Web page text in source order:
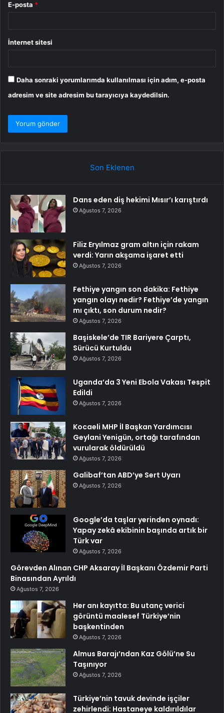
E-posta *
İnternet sitesi
Daha sonraki yorumlarımda kullanılması için adım, e-posta
adresim ve site adresim bu tarayıcıya kaydedilsin.
Son Eklenen
Dans eden diş hekimi Mısır’ı karıştırdı
Ağustos 7, 2026
Filiz Eryılmaz gram altın için rakam
verdi: Yarın akşama işaret etti
Ağustos 7, 2026
Fethiye yangın son dakika: Fethiye
yangın olayı nedir? Fethiye’de yangın
mı çıktı, son durum nedir?
Ağustos 7, 2026
Başiskele’de TIR Bariyere Çarptı,
Sürücü Kurtuldu
Ağustos 7, 2026
Uganda’da 3 Yeni Ebola Vakası Tespit
Edildi
Ağustos 7, 2026
Kocaeli MHP İl Başkan Yardımcısı
Geylani Yenigün, ortağı tarafından
vurularak öldürüldü
Ağustos 7, 2026
Galibaf’tan ABD’ye Sert Uyarı
Ağustos 7, 2026
Google’da taşlar yerinden oynadı:
Yapay zekâ ekibinin başında artık bir
Türk var
Ağustos 7, 2026
Görevden Alınan CHP Aksaray İl Başkanı Özdemir Parti
Binasından Ayrıldı
Ağustos 7, 2026
Her anı kayıtta: Bu utanç verici
görüntü maalesef Türkiye’nin
başkentinden
Ağustos 7, 2026
Almus Barajı’ndan Kaz Gölü’ne Su
Taşınıyor
Ağustos 7, 2026
Türkiye’nin tavuk devinde işçiler
zehirlendi: Hastaneye kaldırıldılar